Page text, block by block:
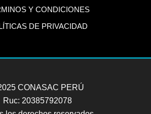
Y CONDICIONES
DE PRIVACIDAD
CONASAC PERÚ
Ruc: 20385792078